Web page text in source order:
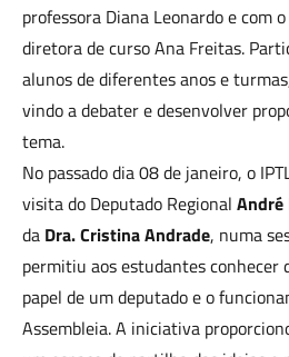
professora Diana Leonardo e com
diretora de curso Ana Freitas.
alunos de diferentes anos e
vindo a debater e desenvolver
tema.
No passado dia 08 de janeiro, o
visita do Deputado Regional André
da Dra. Cristina Andrade, numa
permitiu aos estudantes conhecer
papel de um deputado e o
Assembleia. A iniciativa